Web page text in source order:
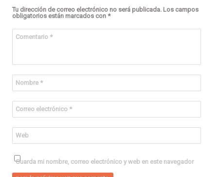
Tu dirección de correo electrónico no será publicada. Los campos
obligatorios están marcados con *
Comentario *
Nombre *
Correo electrónico *
Web
Guarda mi nombre, correo electrónico y web en este navegador